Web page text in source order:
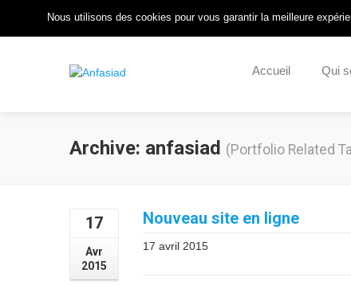
Pour nous Joindre : 05 57 55 14 57 / Nous Contacter
Accueil Qui
Archive: anfasiad (Portfolio Related
17
Avr
2015
Nouveau site en ligne
17 avril 2015
Nous utilisons des cookies pour vous garantir la meilleure